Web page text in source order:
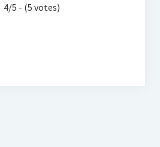
4/5 - (5 votes)